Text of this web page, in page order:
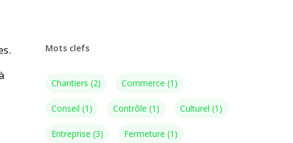
Mots clefs
Chantiers (2) Commerce (1)
Conseil (1) Contrôle (1) Culturel (1)
Entreprise (3) Fermeture (1)